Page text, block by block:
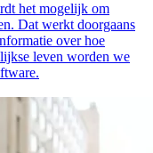
het mogelijk om
Dat werkt doorgaans
over hoe
leven worden we